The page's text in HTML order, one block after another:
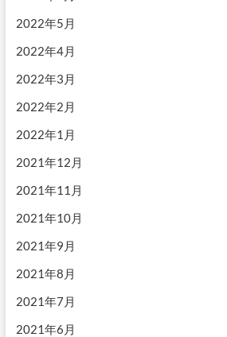
2022年5月
2022年4月
2022年3月
2022年2月
2022年1月
2021年12月
2021年11月
2021年10月
2021年9月
2021年8月
2021年7月
2021年6月